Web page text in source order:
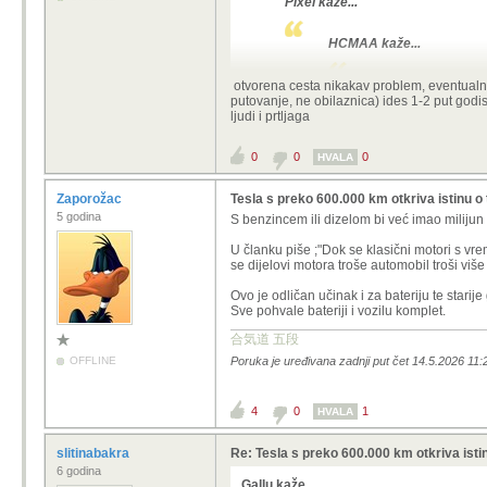
HCMAA kaže...
Kant kaže...
Koliko
ima još dva oglasa
Prodajem mali
54000km, registriran
160000km.Stvarni
stariji modeli imaju
punjenje opravdava
jednostavno..onog
300 km je realni domet za 43.2
otvorena cesta nikakav problem,
putovanje, ne obilaznica) ides 1-2 put
ljudi i prtljaga
0 0 HVALA 0
Zaporožac
5 godina
OFFLINE
Tesla s preko 600.000 km otkriva istinu o
S benzincem ili dizelom bi već imao
U članku piše ;"Dok se klasični motori s
se dijelovi motora troše automobil troši
Ovo je odličan učinak i za bateriju te starije
Sve pohvale bateriji i vozilu komplet.
合気道 五段
Poruka je uređivana zadnji put čet 14.5.2026
4 0 HVALA 1
slitinabakra
6 godina
Re: Tesla s preko 600.000 km otkriva